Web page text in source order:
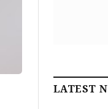
LATEST